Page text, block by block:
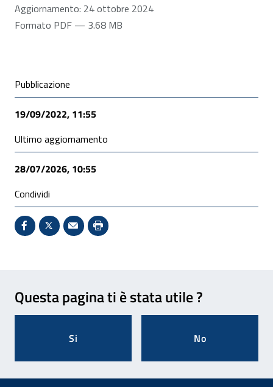
Aggiornamento: 24 ottobre 2024
Formato PDF — 3.68 MB
Condivisione social
Pubblicazione
19/09/2022, 11:55
Ultimo aggiornamento
28/07/2026, 10:55
Condividi
Condividi su Facebook - Sito esterno - Apertura in
X - Sito esterno - Apertura in nuova finestra
Invio Mail: apre il programma di posta
Stampa pagina: scelta meno
Questa pagina ti è stata utile ?
Si No